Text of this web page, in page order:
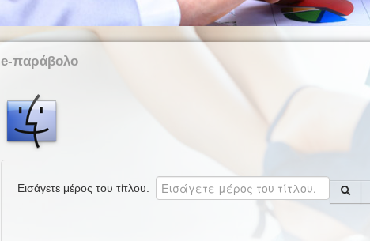
e-παράβολο
Εισάγετε μέρος του τίτλου.